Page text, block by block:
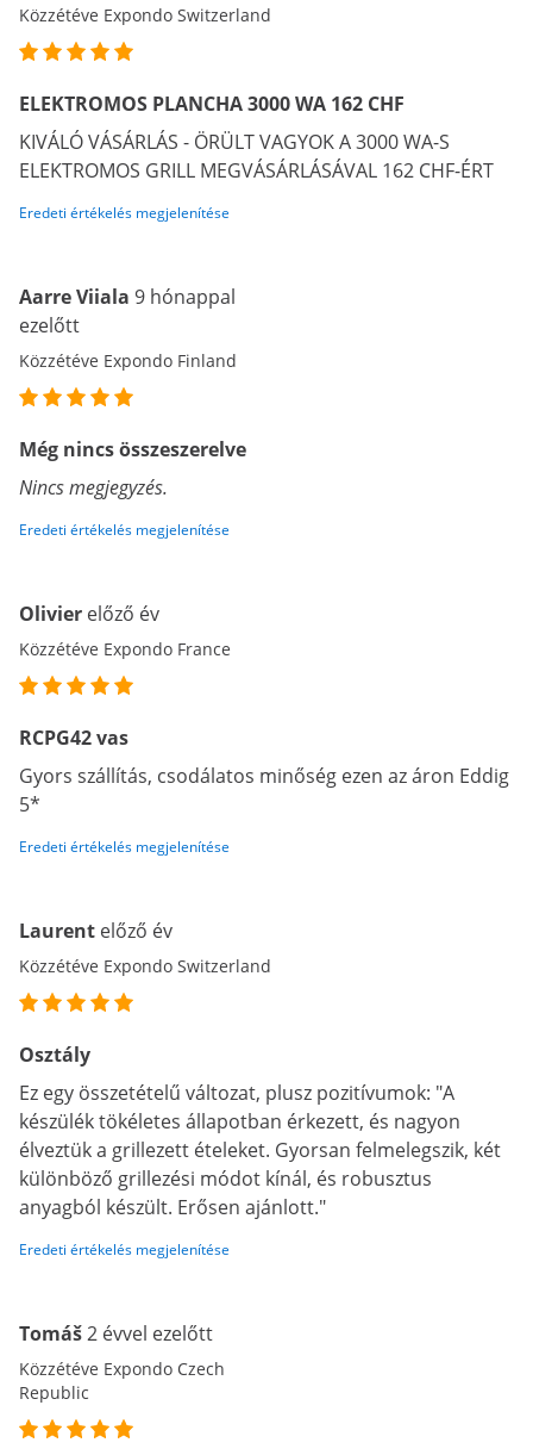
Közzétéve Expondo Switzerland
ELEKTROMOS PLANCHA 3000 WA 162 CHF
KIVÁLÓ VÁSÁRLÁS - ÖRÜLT VAGYOK A 3000 WA-S
ELEKTROMOS GRILL MEGVÁSÁRLÁSÁVAL 162 CHF-ÉRT
Eredeti értékelés megjelenítése
Aarre Viiala 9 hónappal
ezelőtt
Közzétéve Expondo Finland
Még nincs összeszerelve
Nincs megjegyzés.
Eredeti értékelés megjelenítése
Olivier előző év
Közzétéve Expondo France
RCPG42 vas
Gyors szállítás, csodálatos minőség ezen az áron Eddig
5*
Eredeti értékelés megjelenítése
Laurent előző év
Közzétéve Expondo Switzerland
Osztály
Ez egy összetételű változat, plusz pozitívumok: "A
készülék tökéletes állapotban érkezett, és nagyon
élveztük a grillezett ételeket. Gyorsan felmelegszik, két
különböző grillezési módot kínál, és robusztus
anyagból készült. Erősen ajánlott."
Eredeti értékelés megjelenítése
Tomáš2 évvel ezelőtt
Közzétéve Expondo Czech
Republic